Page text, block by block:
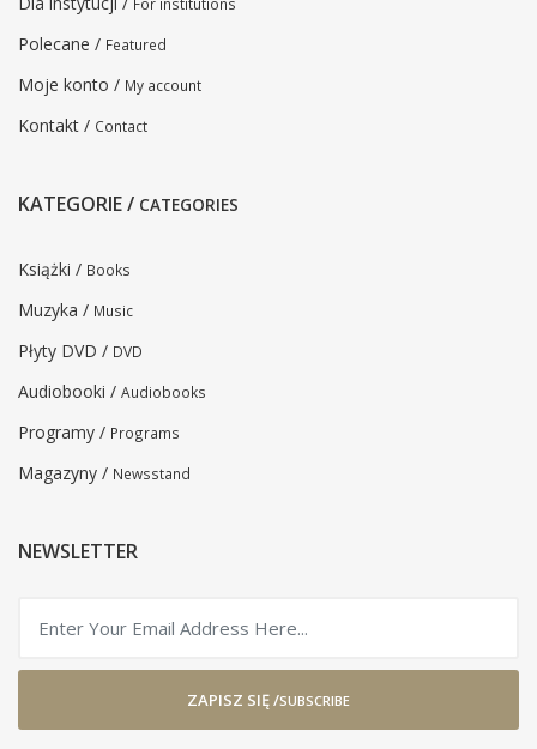
For institutions
Polecane / Featured
Moje konto / My account
Kontakt / Contact
KATEGORIE / CATEGORIES
Książki / Books
Muzyka / Music
Płyty DVD / DVD
Audiobooki / Audiobooks
Programy / Programs
Magazyny / Newsstand
NEWSLETTER
ZAPISZ SIĘ /SUBSCRIBE